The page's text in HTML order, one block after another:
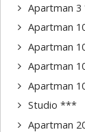
Apartman
Apartman
Apartman
Apartman
Apartman
Studio ***
Apartman